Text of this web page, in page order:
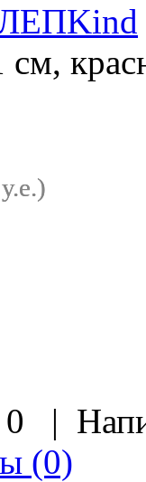
см,
|
(0)